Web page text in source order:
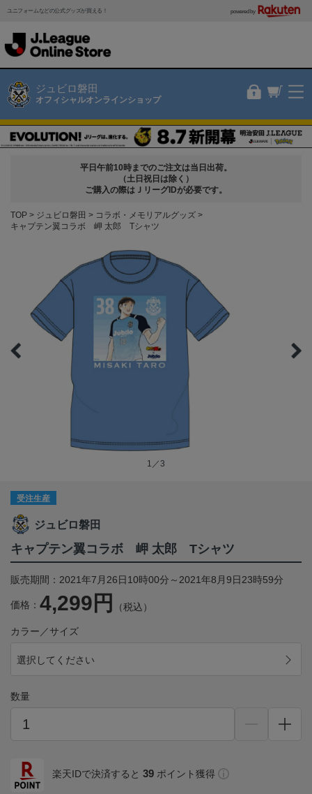
ユニフォームなどの公式グッズが買える！ powered by
ジュビロ磐田
オフィシャルオンラインショップ
平日午前10時までのご注文は当日出荷。
（土日祝日は除く）
ご購入の際はＪリーグIDが必要です。
TOP ジュビロ磐田
コラボ・メモリアルグッズ
キャプテン翼コラボ 岬 太郎 Tシャツ
1／3
受注生産
ジュビロ磐田
キャプテン翼コラボ 岬 太郎 Tシャツ
販売期間：2021年7月26日10時00分～2021年8月9日23時59分
価格： 4,299円 （税込）
カラー／サイズ
選択してください
数量
楽天IDで決済すると 39 ポイント獲得